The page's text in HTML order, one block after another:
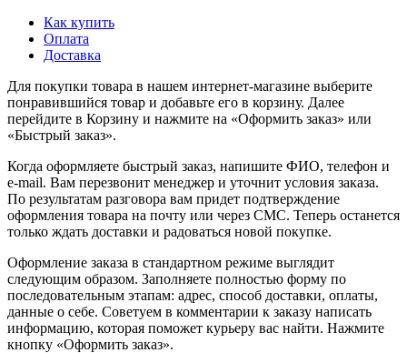
Как купить
Оплата
Доставка
Для покупки товара в нашем интернет-магазине выберите
понравившийся товар и добавьте его в корзину. Далее
перейдите в Корзину и нажмите на «Оформить заказ» или
«Быстрый заказ».
Когда оформляете быстрый заказ, напишите ФИО, телефон и
e-mail. Вам перезвонит менеджер и уточнит условия заказа.
По результатам разговора вам придет подтверждение
оформления товара на почту или через СМС. Теперь останется
только ждать доставки и радоваться новой покупке.
Оформление заказа в стандартном режиме выглядит
следующим образом. Заполняете полностью форму по
последовательным этапам: адрес, способ доставки, оплаты,
данные о себе. Советуем в комментарии к заказу написать
информацию, которая поможет курьеру вас найти. Нажмите
кнопку «Оформить заказ».